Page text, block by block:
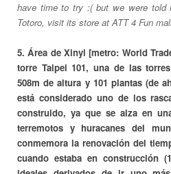
have time to try :( but we were
Totoro, visit its store at ATT 4 Fun
5. Área de Xinyi [metro: World
torre Taipei 101, una de las
508m de altura y 101 plantas (de
está considerado uno de los
construido, ya que se alza en
terremotos y huracanes del
conmemora la renovación del
cuando estaba en construcción